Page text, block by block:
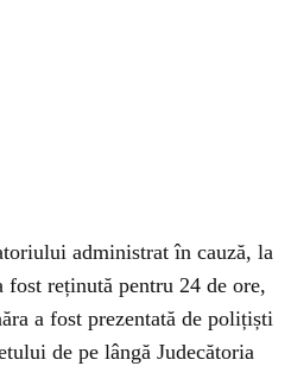
administrat în cauză, la
fost reținută pentru 24 de ore,
a fost prezentată de polițiști
de pe lângă Judecătoria